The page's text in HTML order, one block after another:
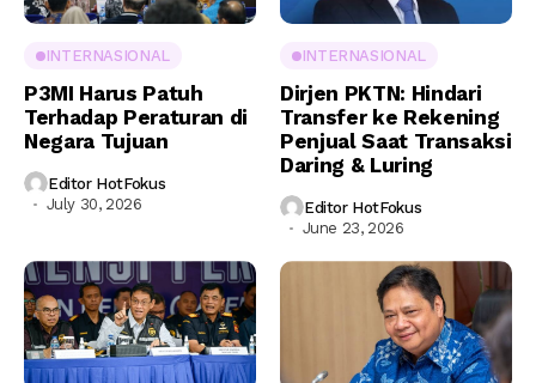
INTERNASIONAL
P3MI Harus Patuh
Terhadap Peraturan di
Negara Tujuan
Editor HotFokus
July 30, 2026
INTERNASIONAL
Dirjen PKTN: Hindari
Transfer ke Rekening
Penjual Saat Transaksi
Daring & Luring
Editor HotFokus
June 23, 2026